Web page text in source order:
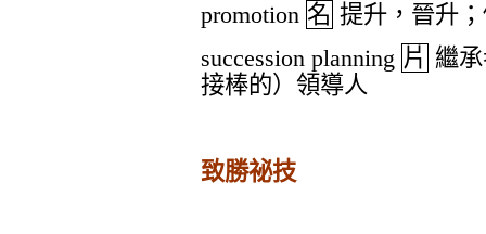
promotion 名 提升，晉升
succession planning 片 繼
接棒的）領導人
致勝祕技